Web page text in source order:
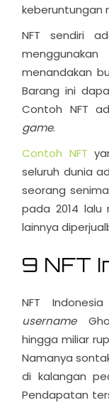
keberuntungan
NFT sendiri
menandakan
Barang ini
Contoh NFT
game.
Contoh NFT
seluruh dunia
seorang
pada 2014 lalu
lainnya
9 NFT
NFT
username
hingga miliar
Namanya
di kalangan
Pendapatan